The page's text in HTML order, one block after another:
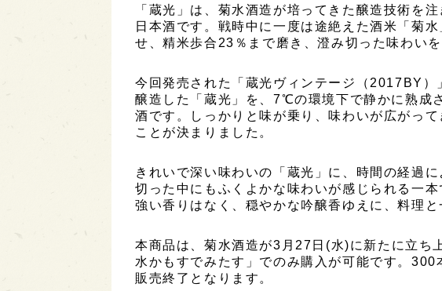
「蔵光」は、菊水酒造が培ってきた醸造技術を
日本酒です。戦時中に一度は途絶えた酒米「菊
せ、精米歩合23％まで磨き、澄み切った味わいを
今回発売された「蔵光ヴィンテージ（2017BY
醸造した「蔵光」を、7℃の環境下で静かに熟成
酒です。しっかりと味が乗り、味わいが広がっ
ことが決まりました。
きれいで深い味わいの「蔵光」に、時間の経過
切った中にもふくよかな味わいが感じられる一
強い香りはなく、穏やかな吟醸香ゆえに、料理と
本商品は、菊水酒造が3月27日(水)に新たに立ち
水かもすでみたす」でのみ購入が可能です。300
販売終了となります。